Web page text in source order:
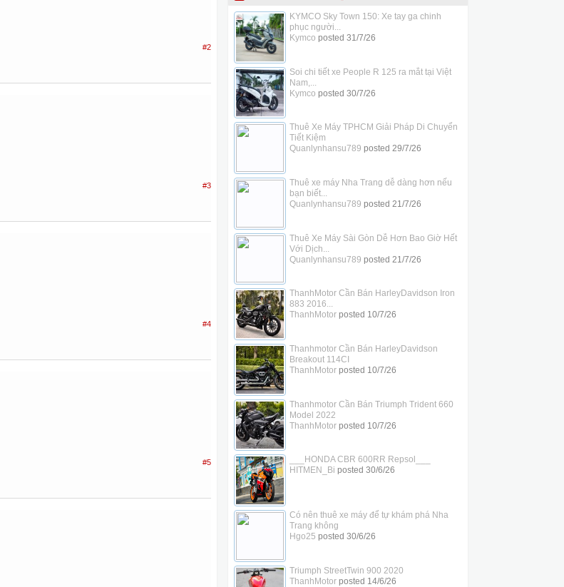
#2
#3
#4
#5
KYMCO Sky Town 150: Xe tay ga chinh
phục người...
Kymco posted 31/7/26
Soi chi tiết xe People R 125 ra mắt tại Việt
Nam,...
Kymco posted 30/7/26
Thuê Xe Máy TPHCM Giải Pháp Di Chuyển
Tiết Kiệm
Quanlynhansu789 posted 29/7/26
Thuê xe máy Nha Trang dễ dàng hơn nếu
bạn biết...
Quanlynhansu789 posted 21/7/26
Thuê Xe Máy Sài Gòn Dễ Hơn Bao Giờ Hết
Với Dịch...
Quanlynhansu789 posted 21/7/26
ThanhMotor Cần Bán HarleyDavidson Iron
883 2016...
ThanhMotorposted 10/7/26
Thanhmotor Cần Bán HarleyDavidson
Breakout 114CI
ThanhMotorposted 10/7/26
Thanhmotor Cần Bán Triumph Trident 660
Model 2022
ThanhMotorposted 10/7/26
___HONDA CBR 600RR Repsol___
HITMEN_Bi posted 30/6/26
Có nên thuê xe máy để tự khám phá Nha
Trang không
Hgo25 posted 30/6/26
Triumph StreetTwin 900 2020
ThanhMotorposted 14/6/26